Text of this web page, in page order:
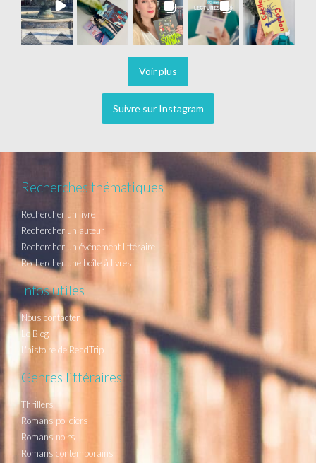
Voir plus
Suivre sur Instagram
Recherches thématiques
Rechercher un livre
Rechercher un auteur
Rechercher un événement littéraire
Rechercher une boîte à livres
Infos utiles
Nous contacter
Le Blog
L'histoire de ReadTrip
Genres littéraires
Thrillers
Romans policiers
Romans noirs
Romans contemporains